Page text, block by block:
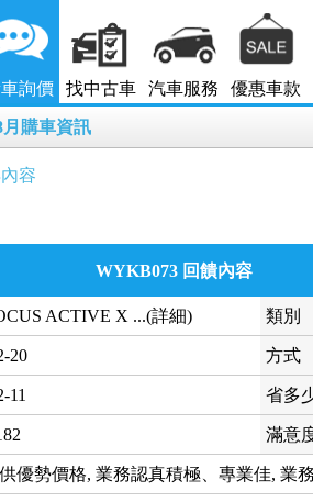
詢價 找中古車 汽車服務 優惠車款
月購車資訊
容
WYKB073 回饋內容
ACTIVE X ...(詳細) 類別
20 方式
11 省多
滿意
優勢價格, 業務認真積極、專業佳, 業